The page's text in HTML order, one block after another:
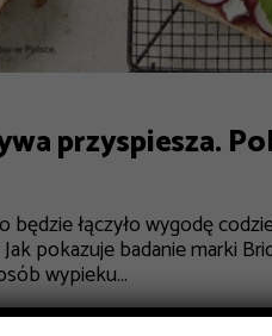
przyspiesza.
będzie łączyło wygodę
pokazuje badanie marki
wypieku...